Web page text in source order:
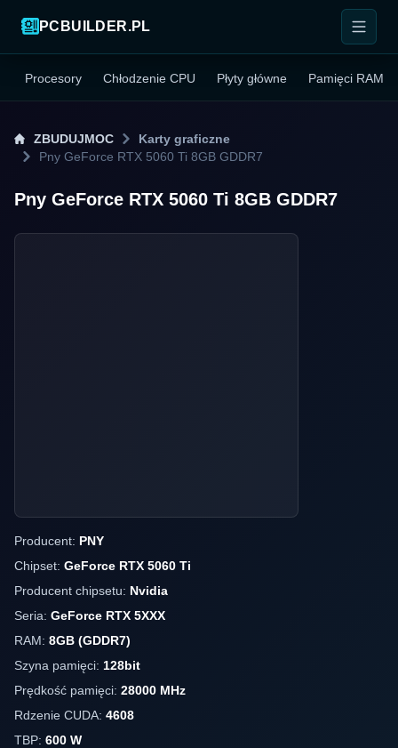
PCBUILDER.PL
Procesory Chłodzenie CPU Płyty główne Pamięci RAM
ZBUDUJMOC
Karty graficzne
Pny GeForce RTX 5060 Ti 8GB GDDR7
Pny GeForce RTX 5060 Ti 8GB GDDR7
Producent: PNY
Chipset: GeForce RTX 5060 Ti
Producent chipsetu: Nvidia
Seria: GeForce RTX 5XXX
RAM: 8GB (GDDR7)
Szyna pamięci: 128bit
Prędkość pamięci: 28000 MHz
Rdzenie CUDA: 4608
TBP: 600 W